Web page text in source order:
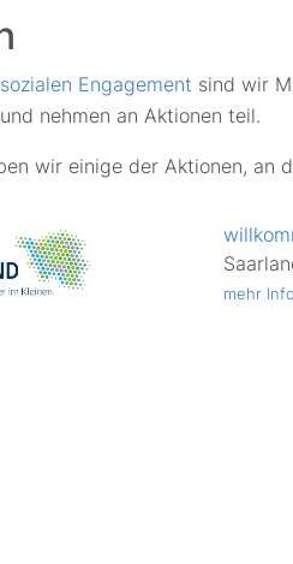
sozialen Engagement sind wir
nehmen an Aktionen teil.
wir einige der Aktionen, an
mehr